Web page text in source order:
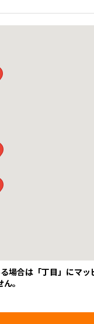
合は「丁目」にマッ
。